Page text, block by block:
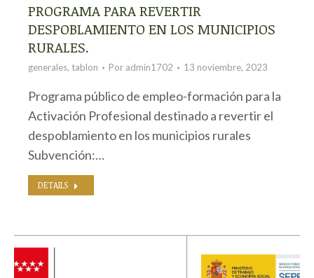
PROGRAMA PARA REVERTIR
DESPOBLAMIENTO EN LOS MUNICIPIOS
RURALES.
generales, tablon Por admin1702 13 noviembre, 2023
Programa público de empleo-formación para la
Activación Profesional destinado a revertir el
despoblamiento en los municipios rurales
Subvención:…
DETAILS